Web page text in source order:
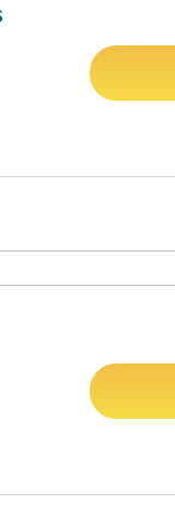
vos achats et